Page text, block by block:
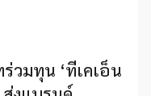
วมทุน ‘ทีเคเอ็น